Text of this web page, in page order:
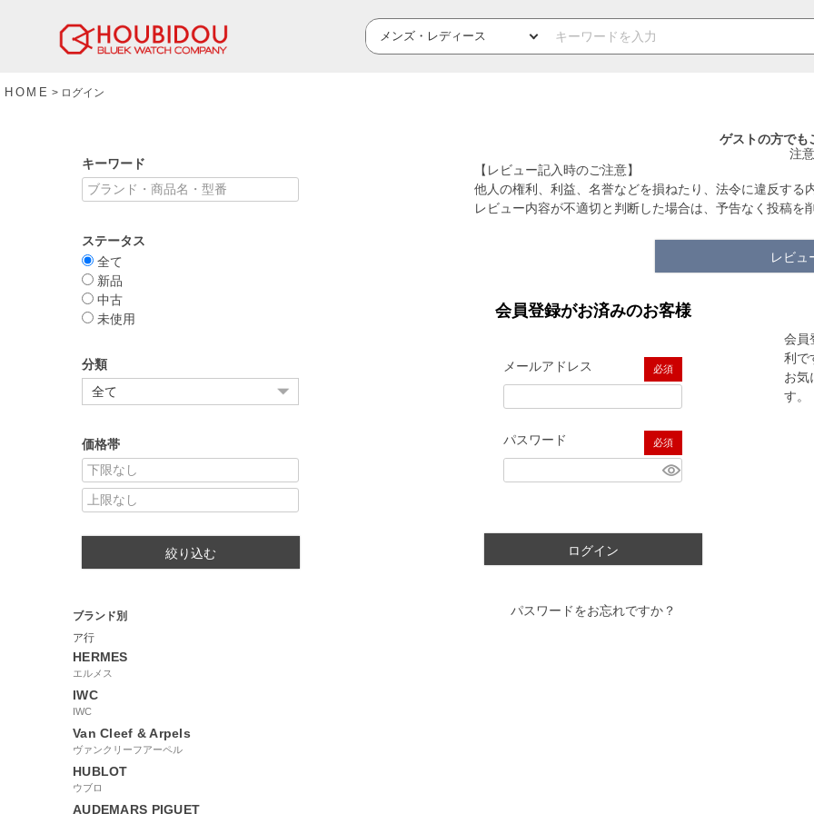
HOME ログイン
キーワード
ステータス
全て
新品
中古
未使用
分類
価格帯
絞り込む
ブランド別
ア行
HERMES
エルメス
IWC
IWC
Van Cleef & Arpels
ヴァンクリーフアーペル
HUBLOT
ウブロ
AUDEMARS PIGUET
ゲストの方でも
注
【レビュー記入時のご注意】
他人の権利、利益、名誉などを損ねたり、法令に違反す
レビュー内容が不適切と判断した場合は、予告なく投稿を
レビュ
会員登録がお済みのお客様
メールアドレス
(必須)
パスワード
(必須)
ログイン
パスワードをお忘れですか？
会員
利で
お気
す。